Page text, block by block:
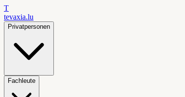
T
tevaxia.lu
Privatpersonen
Fachleute